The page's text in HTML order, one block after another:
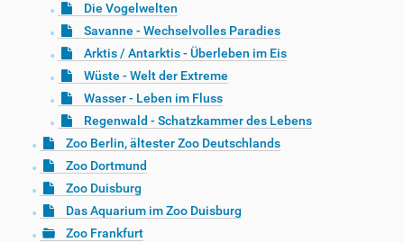
Die Vogelwelten
Savanne - Wechselvolles Paradies
Arktis / Antarktis - Überleben im Eis
Wüste - Welt der Extreme
Wasser - Leben im Fluss
Regenwald - Schatzkammer des Lebens
Zoo Berlin, ältester Zoo Deutschlands
Zoo Dortmund
Zoo Duisburg
Das Aquarium im Zoo Duisburg
Zoo Frankfurt